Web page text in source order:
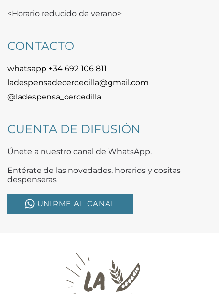
<Horario reducido de verano>
CONTACTO
whatsapp +34 692 106 811
ladespensadecercedilla@gmail.com
@ladespensa_cercedilla
CUENTA DE DIFUSIÓN
Únete a nuestro canal de WhatsApp.
Entérate de las novedades, horarios y cositas
despenseras
UNIRME AL CANAL